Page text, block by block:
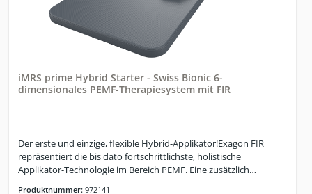
iMRS prime Hybrid Starter - Swiss Bionic 6-
dimensionales PEMF-Therapiesystem mit FIR
Der erste und einzige, flexible Hybrid-Applikator!Exagon FIR
repräsentiert die bis dato fortschrittlichste, holistische
Applikator-Technologie im Bereich PEMF. Eine zusätzlich
Produktnummer: 972141